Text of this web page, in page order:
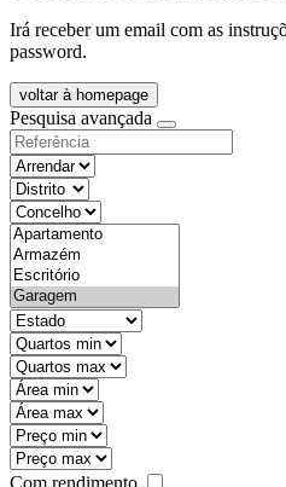
Irá receber um email com as
password.
voltar à homepage
Pesquisa avançada
objective
districtId
countyId
types
state
mintypo
maxtypo
minarea
maxarea
minprice
maxprice
Com rendimento